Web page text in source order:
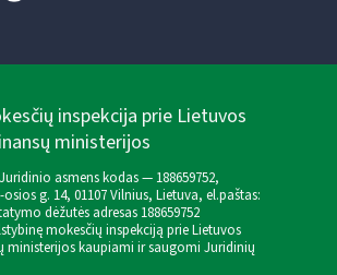
inspekcija prie Lietuvos
ministerijos
asmens kodas — 188659752,
osios g. 14, 01107 Vilnius, Lietuva, el.paštas:
dėžutės adresas 188659752
mokesčių inspekciją prie Lietuvos
ministerijos kaupiami ir saugomi Juridinių